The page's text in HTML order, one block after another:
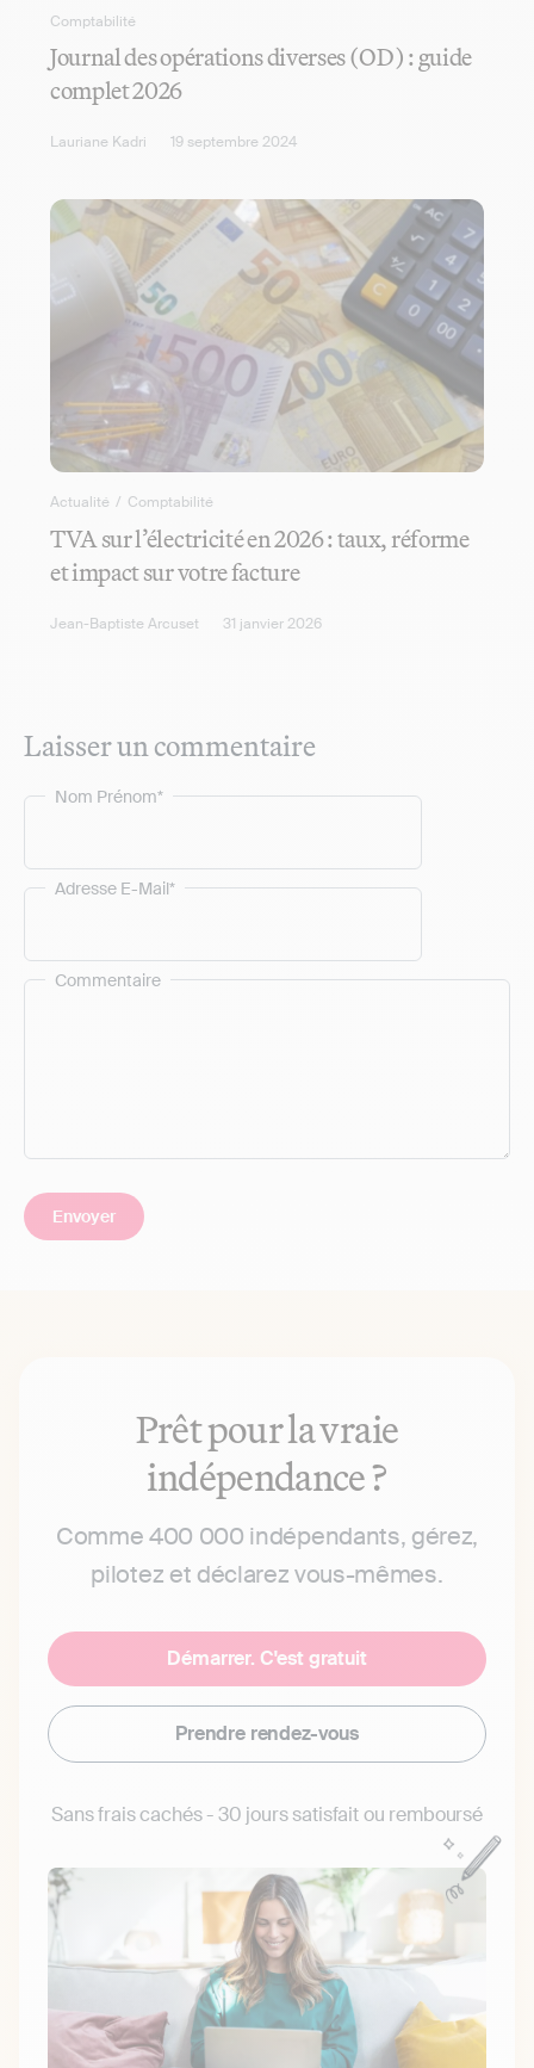
Comptabilité
Journal des opérations diverses (OD) : guide
complet 2026
Lauriane Kadri 19 septembre 2024
Actualité / Comptabilité
TVA sur l’électricité en 2026 : taux, réforme
et impact sur votre facture
Jean-Baptiste Arcuset 31 janvier 2026
Laisser un commentaire
Commentaire
Nom Prénom*
Adresse E-Mail*
Prêt pour la vraie
indépendance ?
Comme 400 000 indépendants, gérez,
pilotez et déclarez vous-mêmes.
Démarrer. C'est gratuit
Prendre rendez-vous
Sans frais cachés - 30 jours satisfait ou remboursé